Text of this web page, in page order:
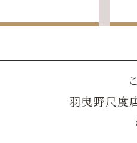
羽曳野尺度